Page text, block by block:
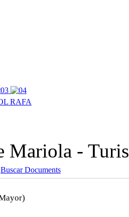
Mariola -
Buscar Documents